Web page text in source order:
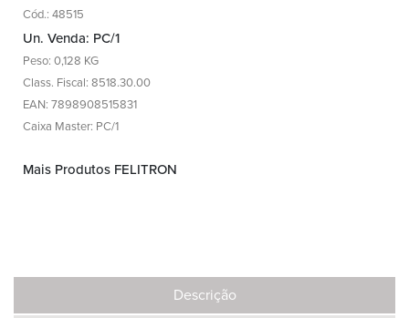
Cód.: 48515
Un. Venda: PC/1
Peso: 0,128 KG
Class. Fiscal: 8518.30.00
EAN: 7898908515831
Caixa Master: PC/1
Mais Produtos FELITRON
Descrição